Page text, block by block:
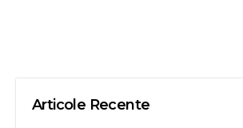
Articole Recente